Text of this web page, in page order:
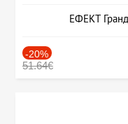
ЕФЕКТ
-20%
51.64€